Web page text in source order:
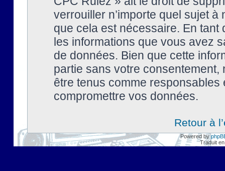
verrouiller n’importe quel sujet à
que cela est nécessaire. En tant
les informations que vous avez
de données. Bien que cette
partie sans votre
être tenus comme
compromettre vos données.
Retour à
Powered by
Traduit